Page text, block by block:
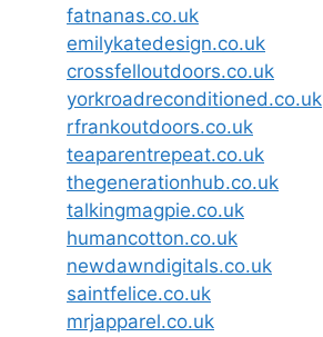
fatnanas.co.uk
emilykatedesign.co.uk
crossfelloutdoors.co.uk
yorkroadreconditioned.co.uk
rfrankoutdoors.co.uk
teaparentrepeat.co.uk
thegenerationhub.co.uk
talkingmagpie.co.uk
humancotton.co.uk
newdawndigitals.co.uk
saintfelice.co.uk
mrjapparel.co.uk